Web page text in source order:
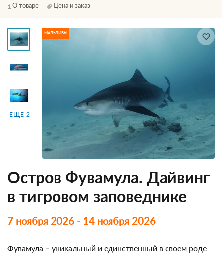
О товаре Цена и заказ
ЕЩЁ 2
МАЛЬДИВЫ
Остров Фувамула. Дайвинг
в тигровом заповеднике
7 ноября 2026 - 14 ноября 2026
Фувамула – уникальный и единственный в своем роде